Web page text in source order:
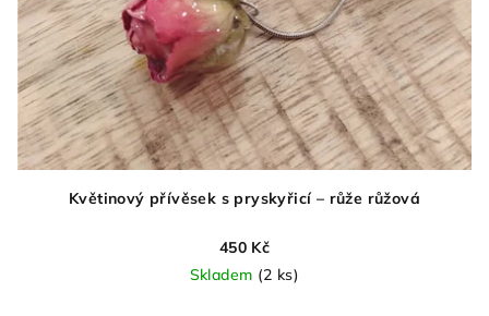
Květinový přívěsek s pryskyřicí – růže růžová
450 Kč
Skladem (2 ks)